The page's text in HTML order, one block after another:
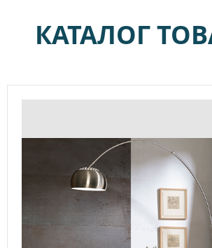
КАТАЛОГ